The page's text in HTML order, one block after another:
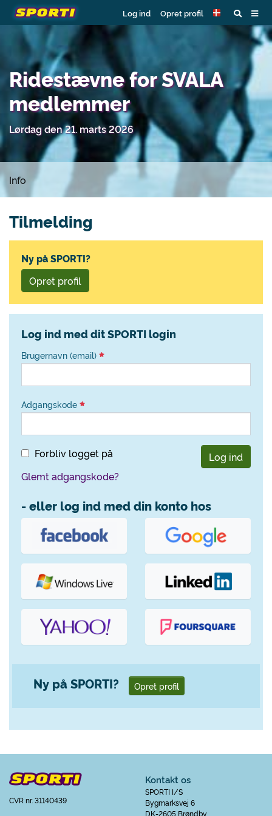
Log ind Opret profil
Ridestævne for SVALA
medlemmer
Lørdag den 21. marts 2026
Info
Tilmelding
Ny på SPORTI?
Opret profil
Log ind med dit SPORTI login
Brugernavn (email)
Adgangskode
Forbliv logget på
Log ind
Glemt adgangskode?
- eller log ind med din konto hos
Ny på SPORTI? Opret profil
CVR nr. 31140439
Kontakt os
SPORTI I/S
Bygmarksvej 6
DK-2605 Brøndby